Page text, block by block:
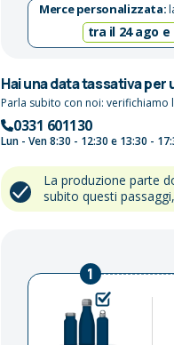
Merce personalizzata:
tra il 24 ago e
Hai una data tassativa per
Parla subito con noi:
0331 601130
Lun - Ven 8:30 - 12:30 e 13:30 -
La produzione parte
subito questi
1